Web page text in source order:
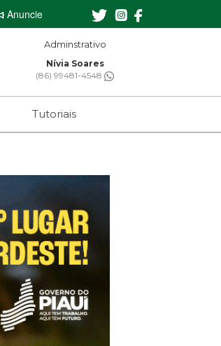
Anuncie
Adminstrativo
Nívia Soares
(86) 99481-4548
Tutoriais